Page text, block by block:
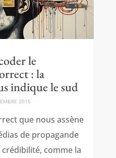
le
: la
indique le sud
2015
que nous assène
de propagande
comme la